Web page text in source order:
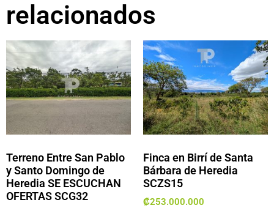
relacionados
Terreno Entre San Pablo
y Santo Domingo de
Heredia SE ESCUCHAN
OFERTAS SCG32
Finca en Birrí de Santa
Bárbara de Heredia
SCZS15
₡253.000.000